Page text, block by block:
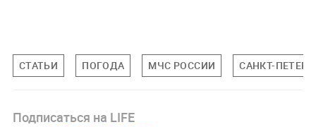
СТАТЬИ ПОГОДА МЧС РОССИИ САНКТ-
Подписаться на LIFE